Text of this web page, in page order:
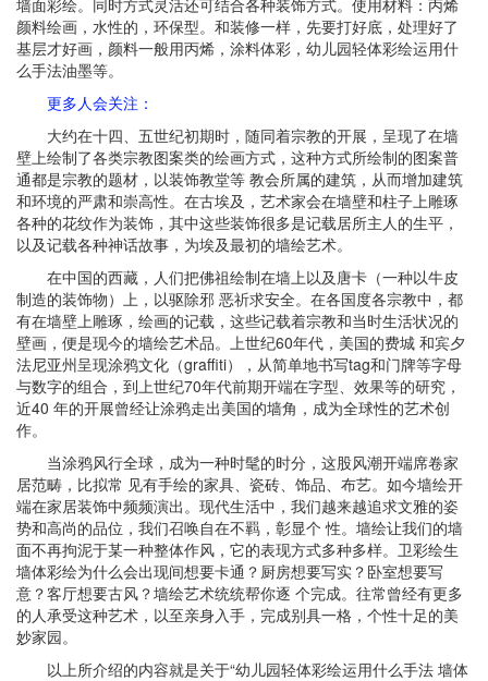
墙面彩绘。同时方式灵活还可结合各种装饰方式。使用材料：丙烯
颜料绘画，水性的，环保型。和装修一样，先要打好底，处理好了
基层才好画，颜料一般用丙烯，涂料体彩，幼儿园轻体彩绘运用什
么手法油墨等。
更多人会关注 ：
大约在十四、五世纪初期时，随同着宗教的开展，呈现了在墙
壁上绘制了各类宗教图案类的绘画方式，这种方式所绘制的图案普
通都是宗教的题材，以装饰教堂等 教会所属的建筑，从而增加建筑
和环境的严肃和崇高性。在古埃及，艺术家会在墙壁和柱子上雕琢
各种的花纹作为装饰，其中这些装饰很多是记载居所主人的生平，
以及记载各种神话故事，为埃及最初的墙绘艺术。
在中国的西藏，人们把佛祖绘制在墙上以及唐卡（一种以牛皮
制造的装饰物）上，以驱除邪 恶祈求安全。在各国度各宗教中，都
有在墙壁上雕琢，绘画的记载，这些记载着宗教和当时生活状况的
壁画，便是现今的墙绘艺术品。上世纪60年代，美国的费城 和宾夕
法尼亚州呈现涂鸦文化（graffiti），从简单地书写tag和门牌等字母
与数字的组合，到上世纪70年代前期开端在字型、效果等的研究，
近40 年的开展曾经让涂鸦走出美国的墙角，成为全球性的艺术创
作。
当涂鸦风行全球，成为一种时髦的时分，这股风潮开端席卷家
居范畴，比拟常 见有手绘的家具、瓷砖、饰品、布艺。如今墙绘开
端在家居装饰中频频演出。现代生活中，我们越来越追求文雅的姿
势和高尚的品位，我们召唤自在不羁，彰显个 性。墙绘让我们的墙
面不再拘泥于某一种整体作风，它的表现方式多种多样。卫彩绘生
墙体彩绘为什么会出现间想要卡通？厨房想要写实？卧室想要写
意？客厅想要古风？墙绘艺术统统帮你逐 个完成。往常曾经有更多
的人承受这种艺术，以至亲身入手，完成别具一格，个性十足的美
妙家园。
以上所介绍的内容就是关于“幼儿园轻体彩绘运用什么手法 墙体